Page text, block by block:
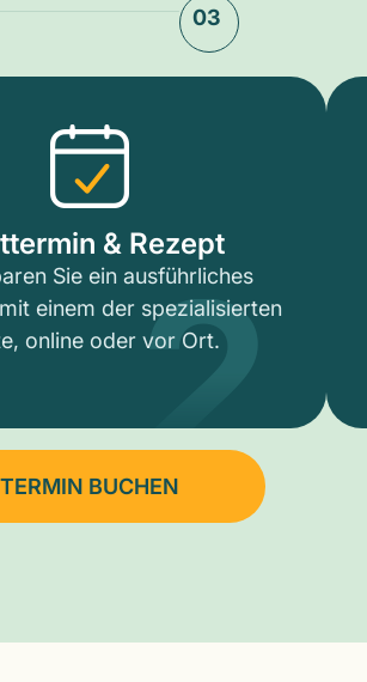
03
& Rezept
Sie ein ausführliches
einem der spezialisierten
online oder vor Ort.
2
TERMIN BUCHEN